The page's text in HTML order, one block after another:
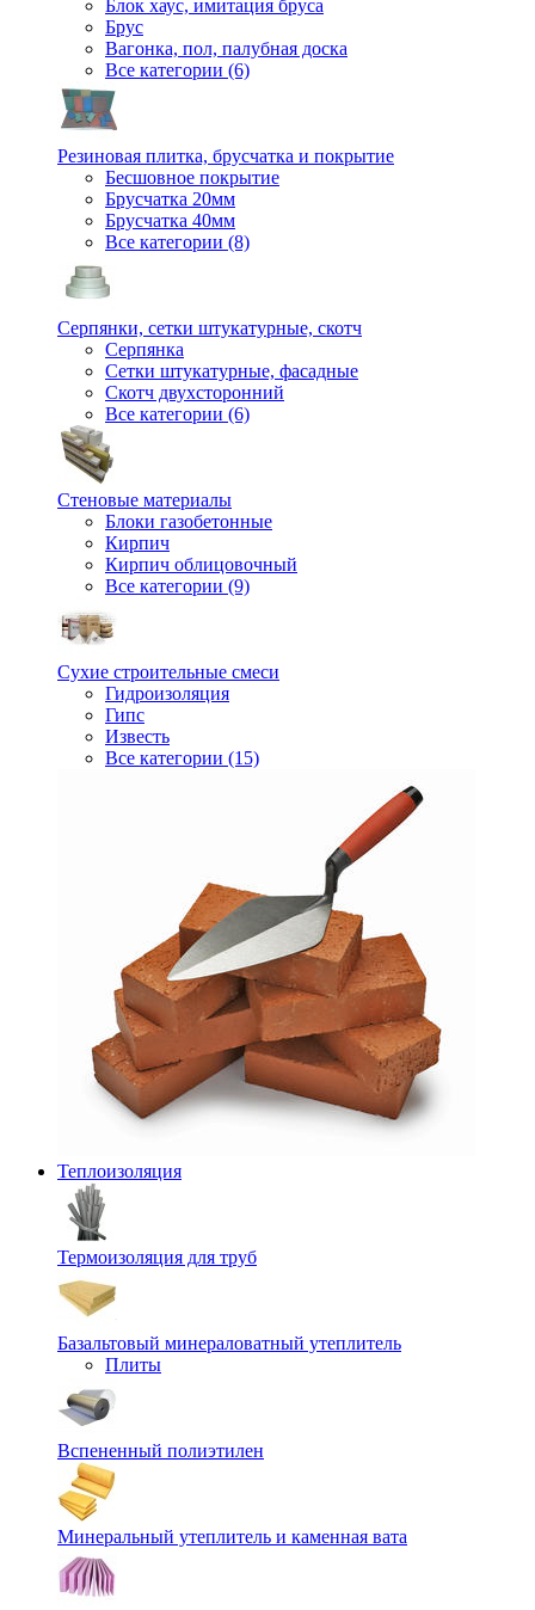
Блок хаус, имитация бруса
Брус
Вагонка, пол, палубная доска
Все категории (6)
Резиновая плитка, брусчатка и покрытие
Бесшовное покрытие
Брусчатка 20мм
Брусчатка 40мм
Все категории (8)
Серпянки, сетки штукатурные, скотч
Серпянка
Сетки штукатурные, фасадные
Скотч двухсторонний
Все категории (6)
Стеновые материалы
Блоки газобетонные
Кирпич
Кирпич облицовочный
Все категории (9)
Сухие строительные смеси
Гидроизоляция
Гипс
Известь
Все категории (15)
Теплоизоляция
Термоизоляция для труб
Базальтовый минераловатный утеплитель
Плиты
Вспененный полиэтилен
Минеральный утеплитель и каменная вата